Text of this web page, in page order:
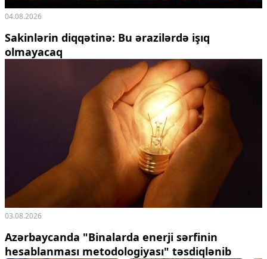
04.08.2026
Sakinlərin diqqətinə: Bu ərazilərdə işıq
olmayacaq
03.08.2026
Azərbaycanda "Binalarda enerji sərfinin
hesablanması metodologiyası" təsdiqlənib